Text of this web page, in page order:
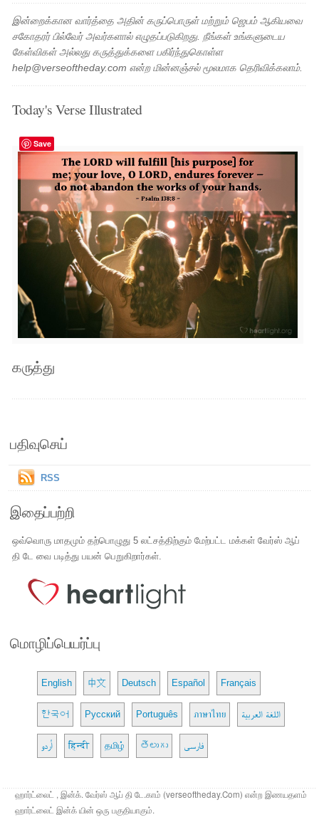
இன்றைக்கான வார்த்தை அதின் கருப்பொருள் மற்றும் ஜெபம் ஆகியவை
சகோதரர் பில்வேர் அவர்களால் எழுதப்படுகிறது. நீங்கள் உங்களுடைய
கேள்விகள் அல்லது கருத்துக்களை பகிர்ந்துகொள்ள
help@verseoftheday.com என்ற மின்னஞ்சல் மூலமாக தெரிவிக்கலாம்.
Today's Verse Illustrated
Save
கருத்து
பதிவுசெய்
RSS
இதைப்பற்றி
ஒவ்வொரு மாதமும் தற்பொழுது 5 லட்சத்திற்கும் மேற்பட்ட மக்கள் வேர்ஸ் ஆப்
தி டே வை படித்து பயன் பெறுகிறார்கள்.
மொழிப்பெயர்ப்பு
English 中文 Deutsch Español Français
한국어 Русский Português ภาษาไทย اللغة العربية
اُردو हिन्दी தமிழ் తెలుగు فارسی
ஹார்ட்லைட் , இன்க். வேர்ஸ் ஆப் தி டே.காம் (verseoftheday.Com) என்ற இணயதளம்
ஹார்ட்லைட் இன்க் யின் ஒரு பகுதியாகும்.